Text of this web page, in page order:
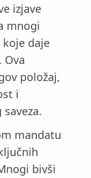
izjave
mnogi
daje
položaj,
i
mandatu
bivši